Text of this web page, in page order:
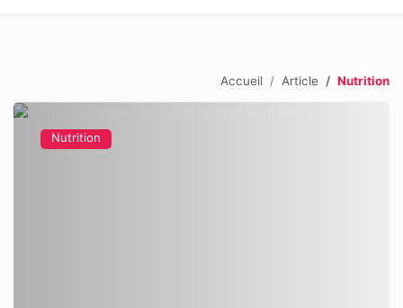
Accueil Article Nutrition
Nutrition